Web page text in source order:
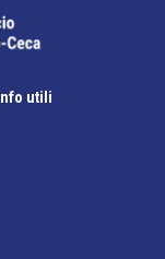
Info utili